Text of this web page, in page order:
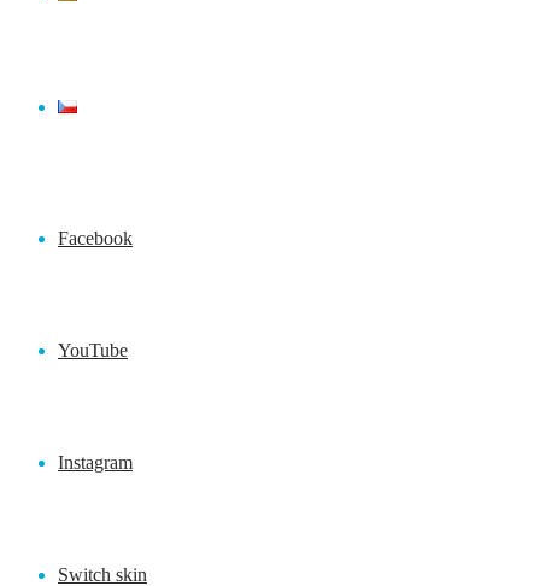
Facebook
YouTube
Instagram
Switch skin